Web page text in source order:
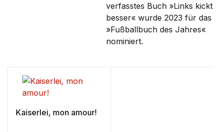
verfasstes Buch »Links kickt
besser« wurde 2023 für das
»Fußballbuch des Jahres«
nominiert.
Kaiserlei, mon amour!